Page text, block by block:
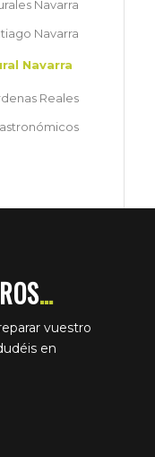
Navarra
Navarra
Navarra
Reales
…
vuestro
en